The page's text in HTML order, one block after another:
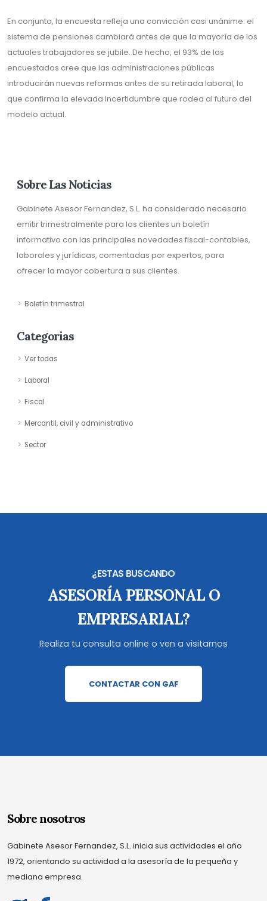
En conjunto, la encuesta refleja una convicción casi unánime: el
sistema de pensiones cambiará antes de que la mayoría de los
actuales trabajadores se jubile. De hecho, el 93% de los
encuestados cree que las administraciones públicas
introducirán nuevas reformas antes de su retirada laboral, lo
que confirma la elevada incertidumbre que rodea al futuro del
modelo actual.
Sobre Las Noticias
Gabinete Asesor Fernandez, S.L. ha considerado necesario
emitir trimestralmente para los clientes un boletín
informativo con las principales novedades fiscal-contables,
laborales y jurídicas, comentadas por expertos, para
ofrecer la mayor cobertura a sus clientes.
Boletín trimestral
Categorias
Ver todas
Laboral
Fiscal
Mercantil, civil y administrativo
Sector
¿ESTAS BUSCANDO
ASESORÍA PERSONAL O
EMPRESARIAL?
Realiza tu consulta online o ven a visitarnos
CONTACTAR CON GAF
Sobre nosotros
Gabinete Asesor Fernandez, S.L. inicia sus actividades el año
1972, orientando su actividad a la asesoría de la pequeña y
mediana empresa.